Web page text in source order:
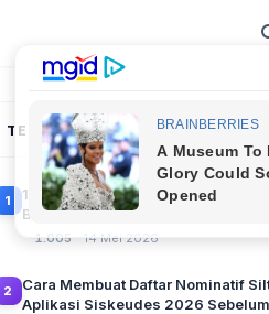
TERPOPULER
1
100 Soal Tes Perangkat Desa
Beserta Kunci Jawaban: Latihan
1.005 14 Mei 2026
2
Cara Membuat Daftar Nominatif
Aplikasi Siskeudes 2026